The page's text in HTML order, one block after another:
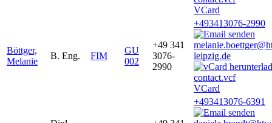
VCard
Böttger,
Melanie
B. Eng. FIM
GU
002
+49 341
3076-
2990
+493413076-2990
leipzig.de
VCard
+493413076-6391